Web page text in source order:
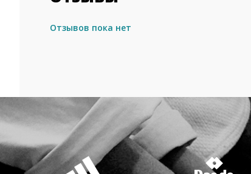
Отзывов пока нет